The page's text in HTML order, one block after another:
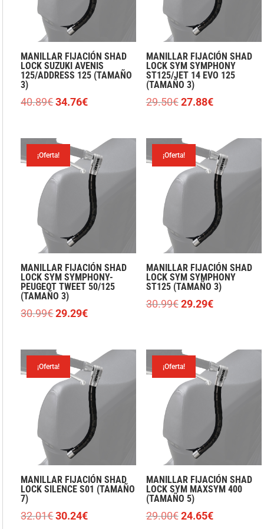
MANILLAR FIJACIÓN SHAD
LOCK SUZUKI AVENIS
125/ADDRESS 125 (TAMAÑO
3)
40.89€El
era:
40.89€.
34.76€El
es:
34.76€.
MANILLAR FIJACIÓN SHAD
LOCK SYM SYMPHONY
ST125/JET 14 EVO 125
(TAMAÑO 3)
29.50€ El
era:
29.50€.
27.88€El
es:
27.88€.
¡Oferta!
MANILLAR FIJACIÓN SHAD
LOCK SYM SYMPHONY-
PEUGEOT TWEET 50/125
(TAMAÑO 3)
30.99€El
era:
30.99€.
29.29€El
es:
29.29€.
¡Oferta!
MANILLAR FIJACIÓN SHAD
LOCK SYM SYMPHONY
ST125 (TAMAÑO 3)
30.99€ El
era:
30.99€.
29.29€El
29.29€.
¡Oferta!
MANILLAR FIJACIÓN SHAD
LOCK SILENCE S01 (TAMAÑO
7)
32.01€El
30.24€El
¡Oferta!
MANILLAR FIJACIÓN SHAD
LOCK SYM MAXSYM 400
(TAMAÑO 5)
29.00€ El
24.65€El